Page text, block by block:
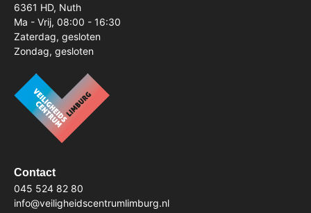
6361 HD, Nuth
Ma - Vrij, 08:00 - 16:30
Zaterdag, gesloten
Zondag, gesloten
Contact
045 524 82 80
info@veiligheidscentrumlimburg.nl